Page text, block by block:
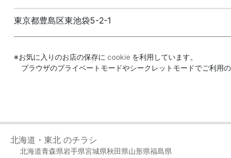
東京都豊島区東池袋5-2-1
※お気に入りのお店の保存に cookie を利用しています。
ブラウザのプライベートモードやシークレットモードでご利用
北海道・東北 のチラシ
北海道青森県岩手県宮城県秋田県山形県福島県